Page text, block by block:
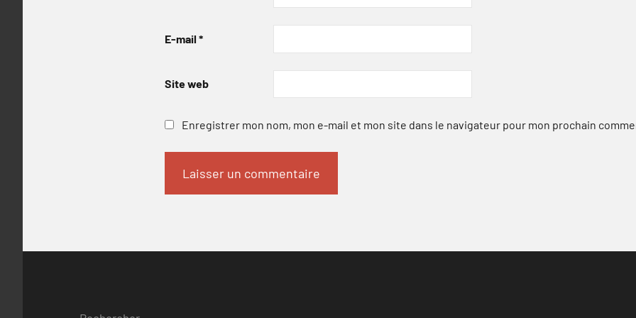
E-mail *
Site web
Enregistrer mon nom, mon e-mail et mon site dans le navigateur pour mon prochain